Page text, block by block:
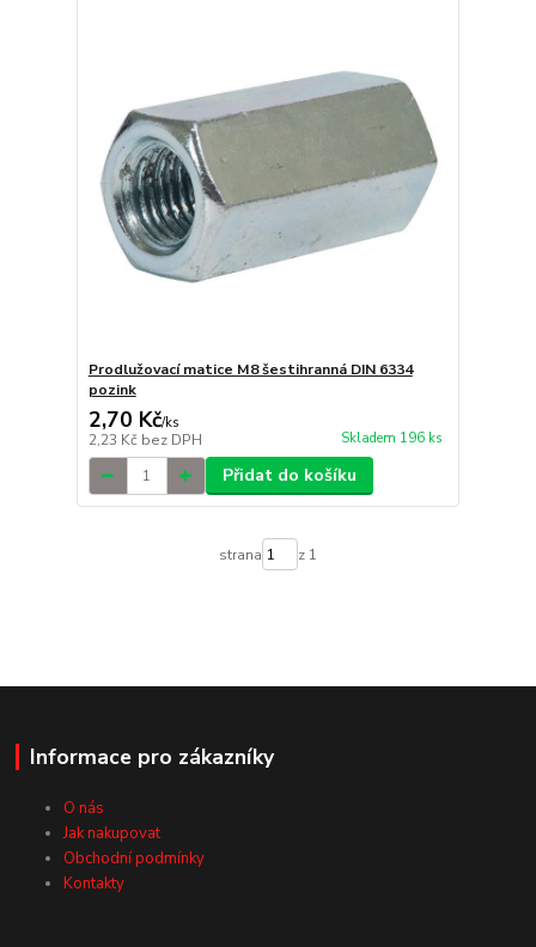
Prodlužovací matice M8 šestihranná DIN 6334
pozink
2,70 Kč/ks
2,23 Kč bez DPH Skladem 196 ks
Přidat do košíku
strana z 1
Informace pro zákazníky
O nás
Jak nakupovat
Obchodní podmínky
Kontakty